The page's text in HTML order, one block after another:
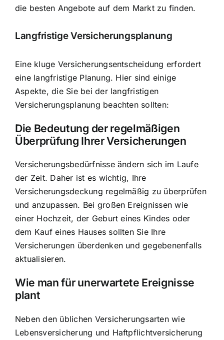
die besten Angebote auf dem Markt zu finden.
Langfristige Versicherungsplanung
Eine kluge Versicherungsentscheidung erfordert
eine langfristige Planung. Hier sind einige
Aspekte, die Sie bei der langfristigen
Versicherungsplanung beachten sollten:
Die Bedeutung der regelmäßigen
Überprüfung Ihrer Versicherungen
Versicherungsbedürfnisse ändern sich im Laufe
der Zeit. Daher ist es wichtig, Ihre
Versicherungsdeckung regelmäßig zu überprüfen
und anzupassen. Bei großen Ereignissen wie
einer Hochzeit, der Geburt eines Kindes oder
dem Kauf eines Hauses sollten Sie Ihre
Versicherungen überdenken und gegebenenfalls
aktualisieren.
Wie man für unerwartete Ereignisse
plant
Neben den üblichen Versicherungsarten wie
Lebensversicherung und Haftpflichtversicherung